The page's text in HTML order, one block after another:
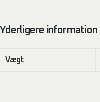
Yderligere information
Vægt